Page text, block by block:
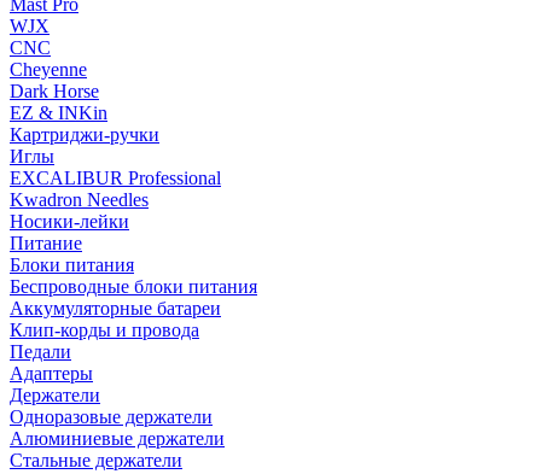
Mast Pro
WJX
CNC
Cheyenne
Dark Horse
EZ & INKin
Картриджи-ручки
Иглы
EXCALIBUR Professional
Kwadron Needles
Носики-лейки
Питание
Блоки питания
Беспроводные блоки питания
Аккумуляторные батареи
Клип-корды и провода
Педали
Адаптеры
Держатели
Одноразовые держатели
Алюминиевые держатели
Стальные держатели